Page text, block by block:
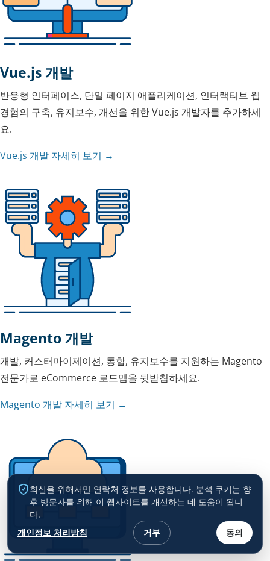
Vue.js 개발
반응형 인터페이스, 단일 페이지 애플리케이션, 인터랙티브 웹
경험의 구축, 유지보수, 개선을 위한 Vue.js 개발자를 추가하세
요.
Vue.js 개발 자세히 보기 →
Magento 개발
개발, 커스터마이제이션, 통합, 유지보수를 지원하는 Magento
전문가로 eCommerce 로드맵을 뒷받침하세요.
Magento 개발 자세히 보기 →
회신을 위해서만 연락처 정보를 사용합니다. 분석 쿠키는 향
후 방문자를 위해 이 웹사이트를 개선하는 데 도움이 됩니
다.
개인정보 처리방침
거부 동의